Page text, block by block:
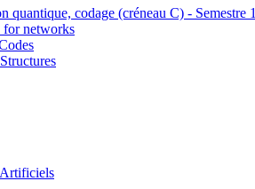
codage (créneau C) - Semestre 1
for networks